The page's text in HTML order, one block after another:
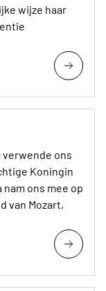
wijze haar
ons
Koningin
ons mee op
van Mozart,